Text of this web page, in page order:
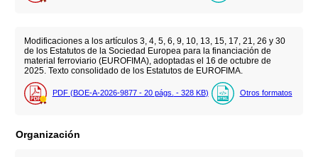
Modificaciones a los artículos 3, 4, 5, 6, 9, 10, 13, 15, 17, 21, 26 y 30
de los Estatutos de la Sociedad Europea para la financiación de
material ferroviario (EUROFIMA), adoptadas el 16 de octubre de
2025. Texto consolidado de los Estatutos de EUROFIMA.
PDF (BOE-A-2026-9877 - 20 págs. - 328 KB) Otros formatos
Organización